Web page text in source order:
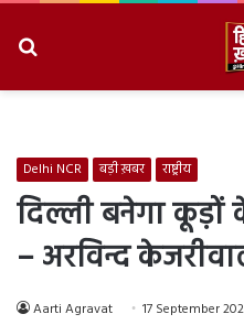
Delhi NCR बड़ी ख़बर राष्ट्रीय
दिल्ली बनेगा कूड़ों
– अरविन्द
Aarti Agravat 17 September